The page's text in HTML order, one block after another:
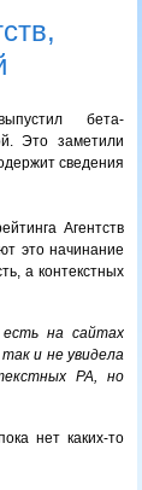
бета-
Это заметили
сведения
Агентств
это начинание
а контекстных
на сайтах
и не увидела
РА, но
нет каких-то